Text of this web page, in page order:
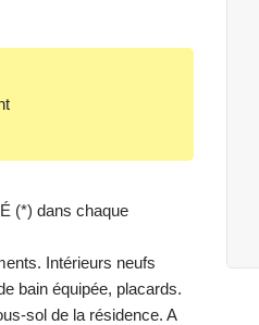
(*) dans chaque
Intérieurs neufs
bain équipée, placards.
sol de la résidence. A